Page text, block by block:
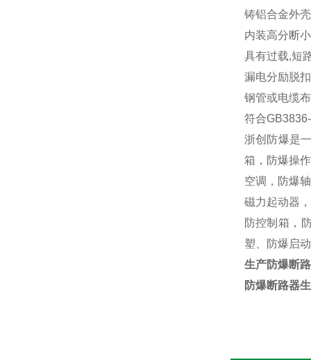
铸铝合金外
内装高分断
具有过载,短
漏电分励脱
钢管或电缆
符合
浙创防爆是
箱，防爆操
空调，防爆
磁力起动器
防控制箱，
塑、防爆启
生产防爆断
防爆断路器